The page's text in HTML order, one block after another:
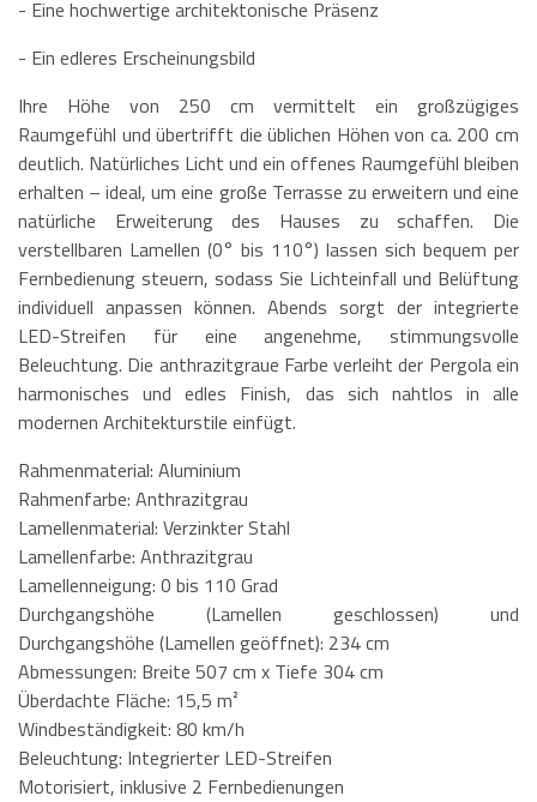
- Eine hochwertige architektonische Präsenz
- Ein edleres Erscheinungsbild
Ihre Höhe von 250 cm vermittelt ein großzügiges
Raumgefühl und übertrifft die üblichen Höhen von ca. 200 cm
deutlich. Natürliches Licht und ein offenes Raumgefühl bleiben
erhalten – ideal, um eine große Terrasse zu erweitern und eine
natürliche Erweiterung des Hauses zu schaffen. Die
verstellbaren Lamellen (0° bis 110°) lassen sich bequem per
Fernbedienung steuern, sodass Sie Lichteinfall und Belüftung
individuell anpassen können. Abends sorgt der integrierte
LED-Streifen für eine angenehme, stimmungsvolle
Beleuchtung. Die anthrazitgraue Farbe verleiht der Pergola ein
harmonisches und edles Finish, das sich nahtlos in alle
modernen Architekturstile einfügt.
Rahmenmaterial: Aluminium
Rahmenfarbe: Anthrazitgrau
Lamellenmaterial: Verzinkter Stahl
Lamellenfarbe: Anthrazitgrau
Lamellenneigung: 0 bis 110 Grad
Durchgangshöhe (Lamellen geschlossen) und
Durchgangshöhe (Lamellen geöffnet): 234 cm
Abmessungen: Breite 507 cm x Tiefe 304 cm
Überdachte Fläche: 15,5 m²
Windbeständigkeit: 80 km/h
Beleuchtung: Integrierter LED-Streifen
Motorisiert, inklusive 2 Fernbedienungen